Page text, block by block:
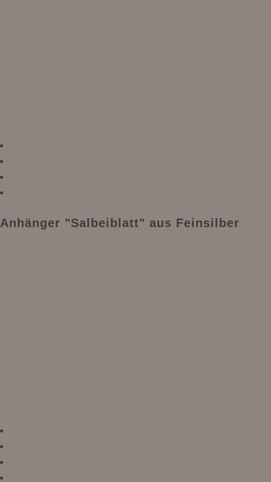
Anhänger "Salbeiblatt" aus Feinsilber